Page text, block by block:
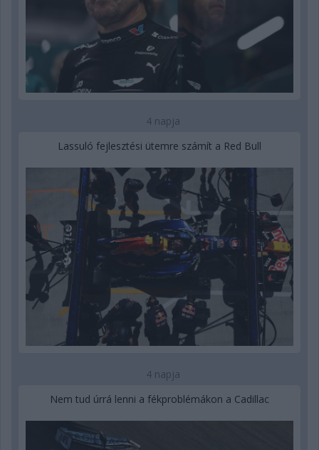
4 napja
Lassuló fejlesztési ütemre számít a Red Bull
4 napja
Nem tud úrrá lenni a fékproblémákon a Cadillac